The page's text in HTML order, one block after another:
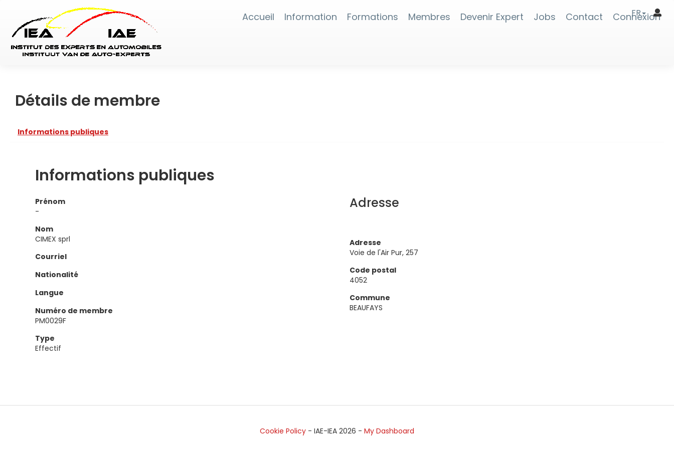
Accueil Information Formations Membres Devenir Expert Jobs Contact Connexion
FR
Détails de membre
Informations publiques
Informations publiques
Prénom
-
Nom
CIMEX sprl
Courriel
Nationalité
Langue
Numéro de membre
PM0029F
Type
Effectif
Adresse
Adresse
Voie de l'Air Pur, 257
Code postal
4052
Commune
BEAUFAYS
Cookie Policy - IAE-IEA 2026 - My Dashboard